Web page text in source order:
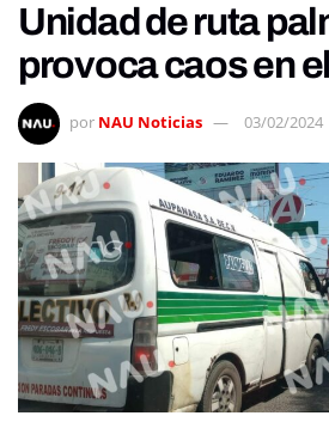
Unidad de ruta
provoca caos en
por NAU Noticias 03/02/2024